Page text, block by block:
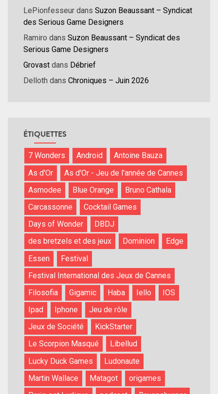
LePionfesseur dans Suzon Beaussant – Syndicat
des Serious Game Designers
Ramiro dans Suzon Beaussant – Syndicat des
Serious Game Designers
Grovast dans Débrief
Delloth dans Chroniques – Juin 2026
ÉTIQUETTES
7 Wonders Android
Antoine Bauza
As d'Or
As d'Or - Jeu de l'année de Cannes
Asmodee
Blue Orange
Bruno Cathala
Carcassonne
Cocktail Games
Days of Wonder
DBDJ
des bretzels et des jeux
Dominion
Edge
Essen
Festival
Festival International des Jeux de Cannes
Filosofia
Gigamic Haba Iello
IOS
Ipad
Iphone
Jeu de rôle
Jeux de Société
KickStarter
Le Scorpion Masqué
Libellud
Lucky Duck Games
Ludonaute
Martin Wallace
Matagot
origames